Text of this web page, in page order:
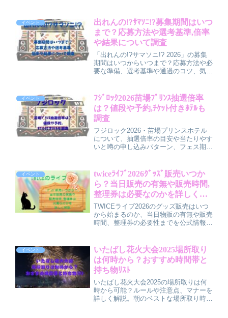
率予想までを整理した解説記事です。先
行販売のタイミングを逃さず、少しでも
当選のチャンスを広げたい方に向けて、
分かりやすくまとめています。
イベント
出れんの!?ｻﾏｿﾆ!?募集期間はいつ
まで？応募方法や選考基準,倍率
や結果について調査
「出れんの!?サマソニ!? 2026」の募集
期間はいつからいつまで？応募方法や必
要な準備、選考基準や通過のコツ、気に
アーティストでも流れがイメージしやす
いように、エントリー前にチェックした
いポイントをまとめました。
イベント
ﾌｼﾞﾛｯｸ2026苗場ﾌﾟﾘﾝｽ抽選倍率
は？値段や予約,ﾁｹｯﾄ付きﾎﾃﾙも
調査
フジロック2026・苗場プリンスホテル
について、抽選倍率の目安や当たりやす
いと噂の申し込みパターン、フェス期間
組み、さらに浅貝エリアや周辺温泉ホテ
ルなど第2候補の宿情報までをわかりや
すく解説する記事です。
イベント
twiceﾗｲﾌﾞ2026ｸﾞｯｽﾞ販売いつか
ら？当日販売の有無や販売時間,
整理券は必要なのかを詳しく解
説
TWICEライブ2026のグッズ販売はいつ
から始まるのか、当日物販の有無や販売
時間、整理券の必要性までを公式情報と
や、スムーズに欲しいグッズを手に入れ
るコツも紹介し、初参戦でも迷わず準備
できる内容です。
イベント
いたばし花火大会2025場所取り
は何時から？おすすめ時間帯と
持ち物ﾘｽﾄ
いたばし花火大会2025の場所取りは何
時から可能？ルールや注意点、マナーを
詳しく解説。朝のベストな場所取り時間